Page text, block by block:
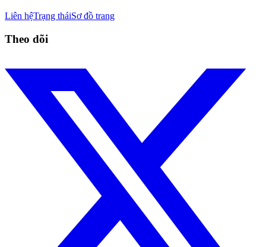
Liên hệTrạng tháiSơ đồ trang
Theo dõi